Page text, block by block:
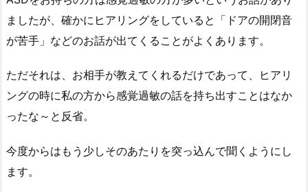
ましたが、確かにヒアリングをしていると「ドアの開閉音
が苦手」などのお話が出てくることがよくあります。
ただそれは、お相手が教えてくれるだけであって、ヒアリ
ングの時に私の方から感覚過敏の話を持ち出すことはなか
ったな～と反省。
今度からはもう少しそのあたりを突っ込んで聞くようにし
ます。